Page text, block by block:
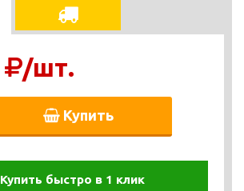
/шт.
Купить
Купить быстро в 1 клик